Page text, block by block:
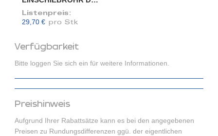
Verfügbarkeit
Bitte loggen Sie sich ein für weitere Informationen.
Preishinweis
Aufgrund Ihrer Rabattsätze kann es bei den angegebenen
Preisen zu Rundungsdifferenzen ggü. der eigentlichen
120/118
Listenpreis:
29,70 € pro Stk